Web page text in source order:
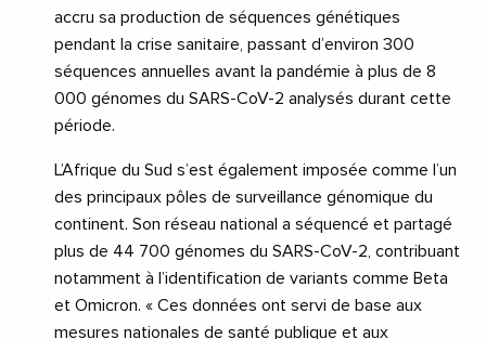
accru sa production de séquences génétiques
pendant la crise sanitaire, passant d’environ 300
séquences annuelles avant la pandémie à plus de 8
000 génomes du SARS-CoV-2 analysés durant cette
période.
L’Afrique du Sud s’est également imposée comme l’un
des principaux pôles de surveillance génomique du
continent. Son réseau national a séquencé et partagé
plus de 44 700 génomes du SARS-CoV-2, contribuant
notamment à l’identification de variants comme Beta
et Omicron. « Ces données ont servi de base aux
mesures nationales de santé publique et aux